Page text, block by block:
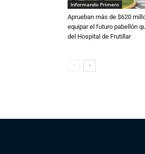
Informando Primero
Aprueban más de $620
equipar el futuro pabellón
del Hospital de Frutillar